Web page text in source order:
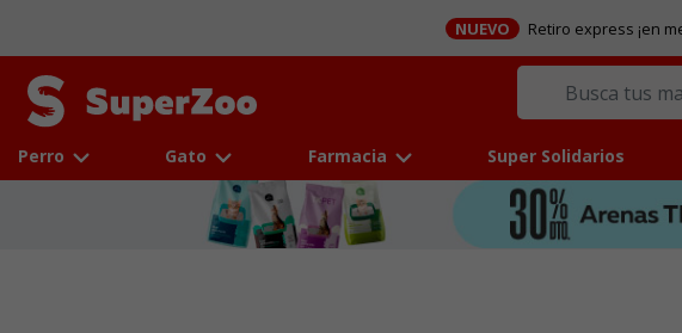
NUEVO Retiro express ¡en
Perro Gato Farmacia Super Solidarios